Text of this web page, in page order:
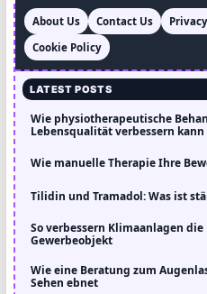
About Us Contact Us
Cookie Policy
LATEST POSTS
Wie physiotherapeutische
Lebensqualität verbessern kann
Wie manuelle Therapie Ihre
Tilidin und Tramadol: Was ist
So verbessern Klimaanlagen
Gewerbeobjekt
Wie eine Beratung zum
Sehen ebnet